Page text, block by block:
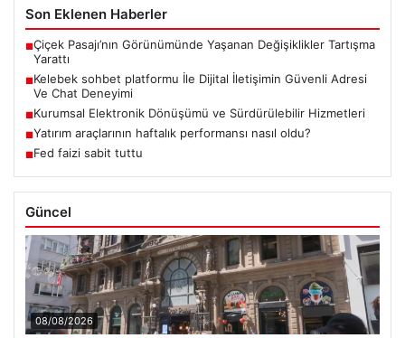
Son Eklenen Haberler
■Çiçek Pasajı’nın Görünümünde Yaşanan Değişiklikler Tartışma
Yarattı
■Kelebek sohbet platformu İle Dijital İletişimin Güvenli Adresi
Ve Chat Deneyimi
■Kurumsal Elektronik Dönüşümü ve Sürdürülebilir Hizmetleri
■Yatırım araçlarının haftalık performansı nasıl oldu?
■Fed faizi sabit tuttu
Güncel
08/08/2026